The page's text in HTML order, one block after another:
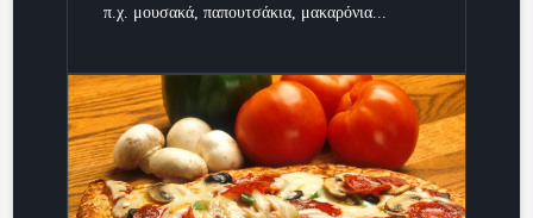
π.χ. μουσακά, παπουτσάκια, μακαρόνια...